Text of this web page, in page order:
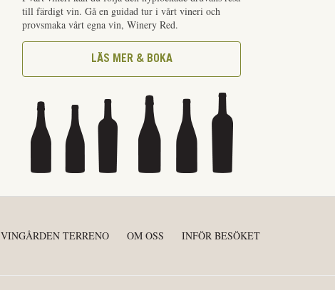
till färdigt vin. Gå en guidad tur i vårt vineri och
provsmaka vårt egna vin, Winery Red.
LÄS MER & BOKA
VINGÅRDEN TERRENO OM OSS INFÖR BESÖKET